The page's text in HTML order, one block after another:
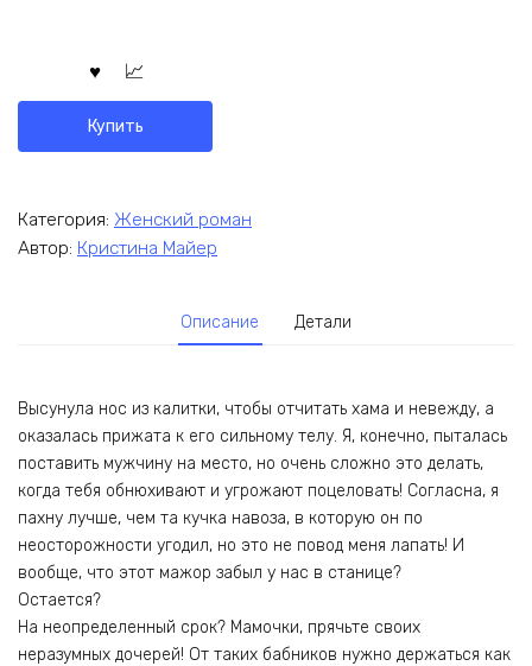
Купить
Категория: Женский роман
Автор: Кристина Майер
Описание Детали
Высунула нос из калитки, чтобы отчитать хама и невежду, а
оказалась прижата к его сильному телу. Я, конечно, пыталась
поставить мужчину на место, но очень сложно это делать,
когда тебя обнюхивают и угрожают поцеловать! Согласна, я
пахну лучше, чем та кучка навоза, в которую он по
неосторожности угодил, но это не повод меня лапать! И
вообще, что этот мажор забыл у нас в станице?
Остается?
На неопределенный срок? Мамочки, прячьте своих
неразумных дочерей! От таких бабников нужно держаться как